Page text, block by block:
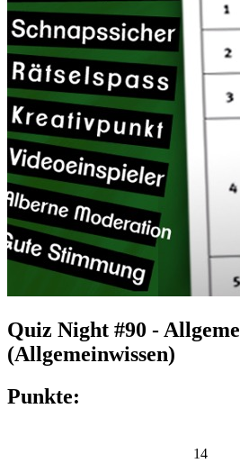
Quiz Night #90 -
(Allgemeinwissen)
Punkte:
14